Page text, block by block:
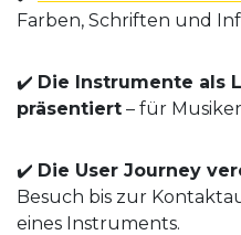
Farben, Schriften und
✔️ Die Instrumente als
präsentiert – für
✔️ Die User Journey
Besuch bis zur
eines Instruments.